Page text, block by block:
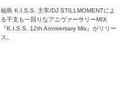
福島 K.I.S.S. 主宰/DJ STILLMOMENTによ
る干支も一回りなアニヴァーサリーMIX
『K.I.S.S. 12th Anniversary Mix』がリリー
ス。